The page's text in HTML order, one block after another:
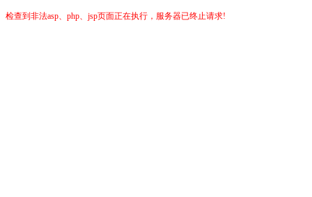
检查到非法asp、php、jsp页面正在执行，服务器已终止请求!